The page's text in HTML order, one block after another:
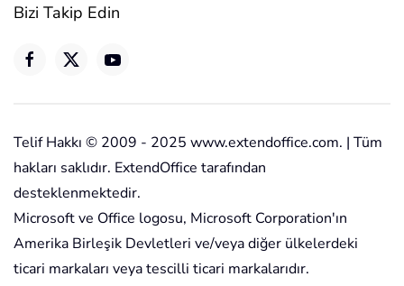
Bizi Takip Edin
Telif Hakkı © 2009 - 2025 www.extendoffice.com. | Tüm
hakları saklıdır. ExtendOffice tarafından
desteklenmektedir.
Microsoft ve Office logosu, Microsoft Corporation'ın
Amerika Birleşik Devletleri ve/veya diğer ülkelerdeki
ticari markaları veya tescilli ticari markalarıdır.